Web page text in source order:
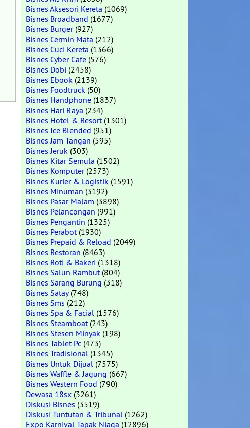
Bisnes Aksesori Kereta (1069)
Bisnes Broadband (1677)
Bisnes Burger(927)
Bisnes Cermin Mata (212)
Bisnes Cuci Kereta (1366)
Bisnes Cyber Cafe (576)
Bisnes Dobi (2458)
Bisnes Ebook (2139)
Bisnes Foodtruck (50)
Bisnes Handphone (1837)
Bisnes Hari Raya (234)
Bisnes Hotel & Resort(1301)
Bisnes Ice Blended (951)
Bisnes Jam Tangan (595)
Bisnes Jeruk (303)
Bisnes Kitar Semula (1502)
Bisnes Komputer(2573)
Bisnes Kurier & Logistik (1591)
Bisnes Minuman (3192)
Bisnes Pasar Malam (3898)
Bisnes Pelancongan (991)
Bisnes Pengantin (1325)
Bisnes Perabot(1930)
Bisnes Prepaid & Reload (2049)
Bisnes Restoran (8463)
Bisnes Roti & Bakeri (1318)
Bisnes Salun Rambut(804)
Bisnes Sarang Burung (318)
Bisnes Satay(748)
Bisnes Sms (212)
Bisnes Spa & Facial (1576)
Bisnes Steamboat(243)
Bisnes Stesen Minyak (198)
Bisnes Tablet Pc (473)
Bisnes Tradisional (1345)
Bisnes Untuk Dijual (7575)
Bisnes Waffle & Jagung (667)
Bisnes Western Food (790)
Dewasa 18sx (3261)
Diskusi Bisnes (3519)
Diskusi Tuntutan & Tribunal (1262)
Expo Karnival Tapak Niaga (12896)